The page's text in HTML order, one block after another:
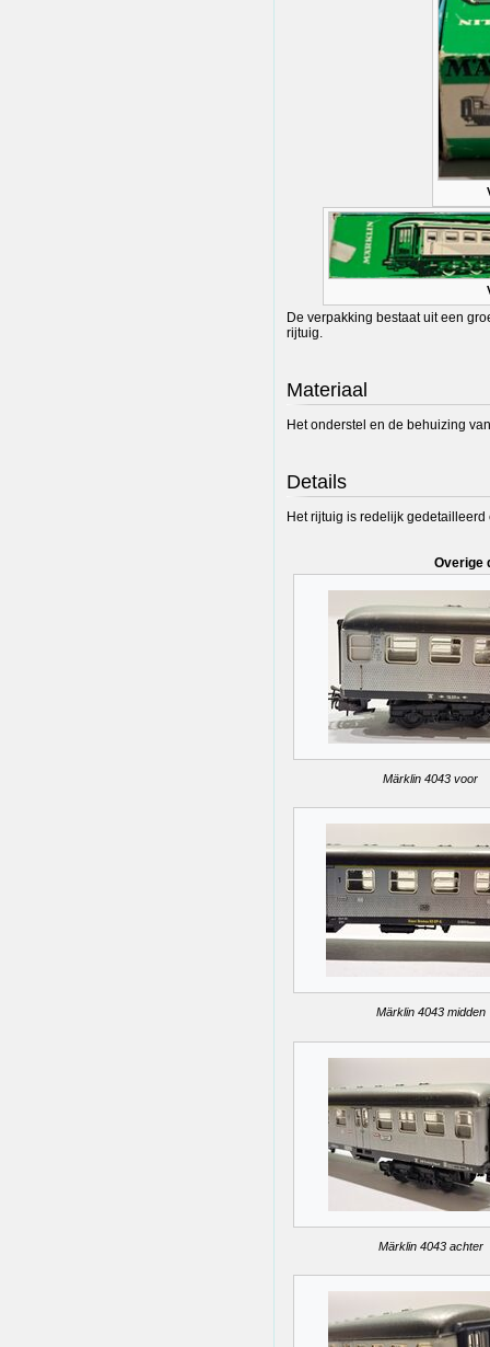
De verpakking bestaat uit een
rijtuig.
Materiaal
Het onderstel en de behuizing
Details
Het rijtuig is redelijk
Overige
Märklin 4043 voor
Märklin 4043 midden
Märklin 4043 achter